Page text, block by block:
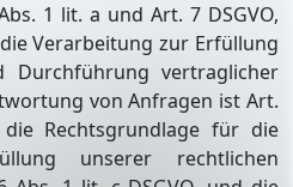
1 lit. a und Art. 7 DSGVO,
Verarbeitung zur Erfüllung
Durchführung vertraglicher
von Anfragen ist Art.
Rechtsgrundlage für die
unserer rechtlichen